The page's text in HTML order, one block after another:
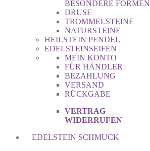
BESONDERE FORMEN
DRUSE
TROMMELSTEINE
NATURSTEINE
HEILSTEIN PENDEL
EDELSTEINSEIFEN
MEIN KONTO
FÜR HÄNDLER
BEZAHLUNG
VERSAND
RÜCKGABE
VERTRAG
WIDERRUFEN
EDELSTEIN SCHMUCK